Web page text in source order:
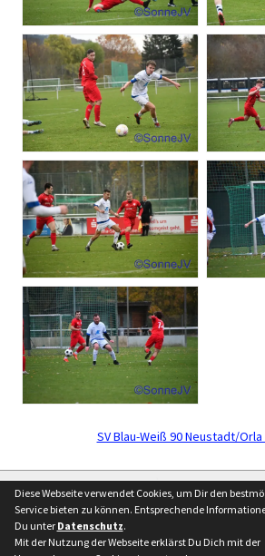
SV Blau-Weiß 90 Neustadt/Orla
soccero.de
Besucherstatistik
Datenschutz
Diese Webseite verwendet Cookies, um Dir den
Service bieten zu können. Entsprechende
Du unter Datenschutz.
Mit der Nutzung der Webseite erklärst Du Dich mit der